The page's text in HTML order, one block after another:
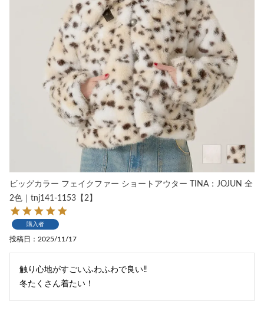
ビッグカラー フェイクファー ショートアウター TINA：JOJUN 全
2色｜tnj141-1153【2】
購入者
投稿日 2025/11/17
触り心地がすごいふわふわで良い‼︎
冬たくさん着たい！